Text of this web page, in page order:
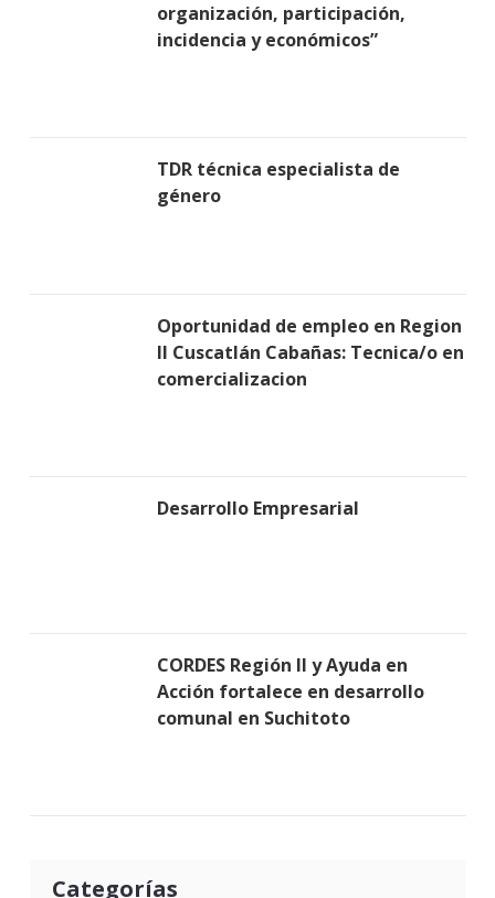
organización, participación,
incidencia y económicos”
TDR técnica especialista de
género
Oportunidad de empleo en Region
II Cuscatlán Cabañas: Tecnica/o en
comercializacion
Desarrollo Empresarial
CORDES Región II y Ayuda en
Acción fortalece en desarrollo
comunal en Suchitoto
Categorías